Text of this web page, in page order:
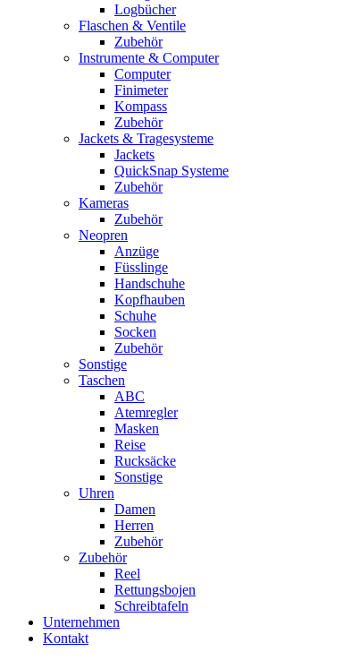
Logbücher
Flaschen & Ventile
Zubehör
Instrumente & Computer
Computer
Finimeter
Kompass
Zubehör
Jackets & Tragesysteme
Jackets
QuickSnap Systeme
Zubehör
Kameras
Zubehör
Neopren
Anzüge
Füsslinge
Handschuhe
Kopfhauben
Schuhe
Socken
Zubehör
Sonstige
Taschen
ABC
Atemregler
Masken
Reise
Rucksäcke
Sonstige
Uhren
Damen
Herren
Zubehör
Zubehör
Reel
Rettungsbojen
Schreibtafeln
Unternehmen
Kontakt